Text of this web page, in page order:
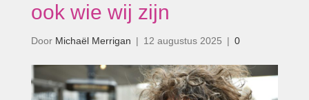
ook wie wij zijn
Door Michaël Merrigan | 12 augustus 2025 | 0